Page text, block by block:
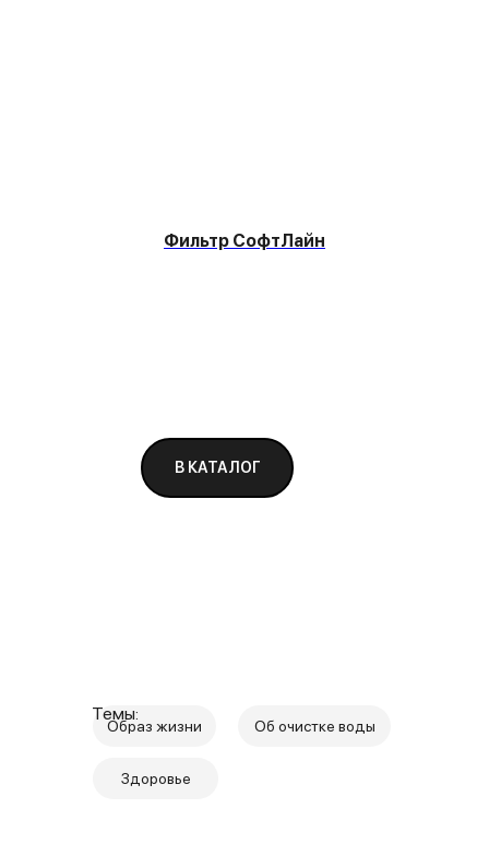
Фильтр СофтЛайн
В КАТАЛОГ
Образ жизни Об очистке воды
Здоровье
Темы: